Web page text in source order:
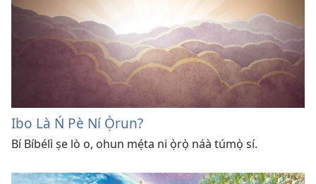
Ibo Là Ń Pè Ní Ọ̀run?
Bí Bíbélì ṣe lò o, ohun mẹ́ta ni ọ̀rọ̀ náà túmọ̀ sí.